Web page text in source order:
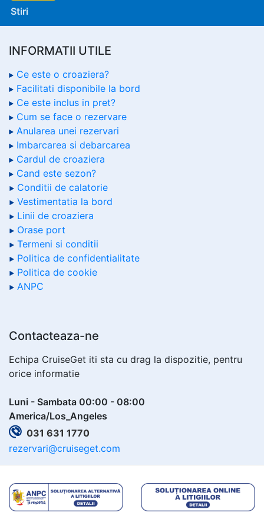
Stiri
INFORMATII UTILE
Ce este o croaziera?
Facilitati disponibile la bord
Ce este inclus in pret?
Cum se face o rezervare
Anularea unei rezervari
Imbarcarea si debarcarea
Cardul de croaziera
Cand este sezon?
Conditii de calatorie
Vestimentatia la bord
Linii de croaziera
Orase port
Termeni si conditii
Politica de confidentialitate
Politica de cookie
ANPC
Contacteaza-ne
Echipa CruiseGet iti sta cu drag la dispozitie, pentru
orice informatie
Luni - Sambata 00:00 - 08:00
America/Los_Angeles
031 631 1770
rezervari@cruiseget.com